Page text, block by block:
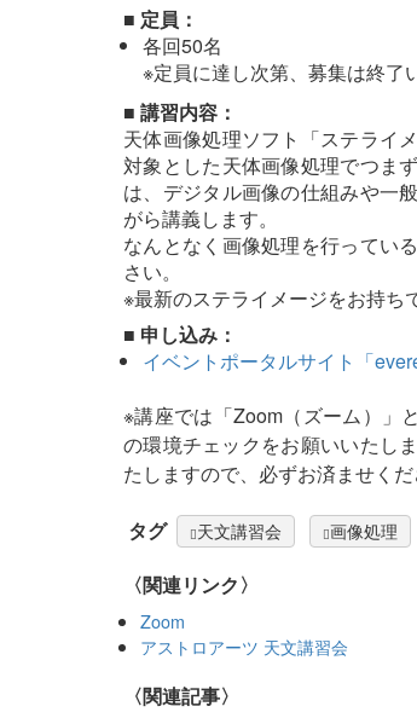
■ 定員：
各回50名
※定員に達し次第、募集は終了
■ 講習内容：
天体画像処理ソフト「ステライ
対象とした天体画像処理でつま
は、デジタル画像の仕組みや一
がら講義します。
なんとなく画像処理を行ってい
さい。
※最新のステライメージをお持ち
■ 申し込み：
イベントポータルサイト「
※講座では「Zoom（ズーム）」
の環境チェックをお願いいたし
たしますので、必ずお済ませくだ
タグ 天文講習会 画像処理
〈関連リンク〉
Zoom
アストロアーツ 天文講習会
関連記事